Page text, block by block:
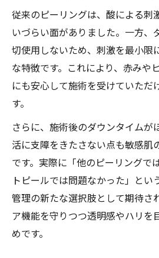
従来のピーリングは、酸による刺
いづらい面がありました。一方、
切使用しないため、刺激を最小限
な特徴です。これにより、赤みや
にも安心して施術を受けていただ
す。
さらに、施術後のダウンタイムが
活に支障をきたさない点も敏感肌
です。実際に「他のピーリングで
トピールでは問題なかった」とい
管理の新たな選択肢として期待さ
ア機能を守りつつ透明感やハリを
めです。